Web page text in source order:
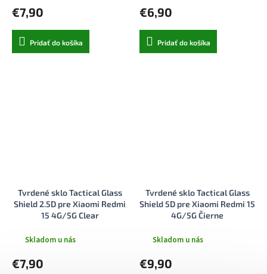
€7,90
Pridať do košíka
€6,90
Pridať do košíka
Tvrdené sklo Tactical Glass
Shield 2.5D pre Xiaomi Redmi
15 4G/5G Clear
Skladom u nás
€7,90
Tvrdené sklo Tactical Glass
Shield 5D pre Xiaomi Redmi 15
4G/5G Čierne
Skladom u nás
€9,90